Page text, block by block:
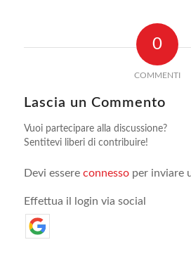
0
COMMENTI
Lascia un Commento
Vuoi partecipare alla discussione?
Sentitevi liberi di contribuire!
Devi essere connessoper inviare
Effettua il login via social